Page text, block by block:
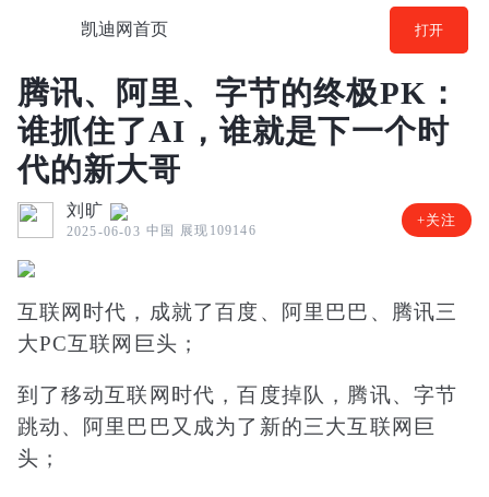
凯迪网首页 打开
腾讯、阿里、字节的终极PK：
谁抓住了AI，谁就是下一个时
代的新大哥
刘旷
2025-06-03 中国 展现109146
+关注
互联网时代，成就了百度、阿里巴巴、腾讯三
大PC互联网巨头；
到了移动互联网时代，百度掉队，腾讯、字节
跳动、阿里巴巴又成为了新的三大互联网巨
头；